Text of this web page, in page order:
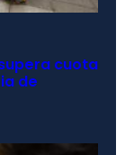
cuota
de